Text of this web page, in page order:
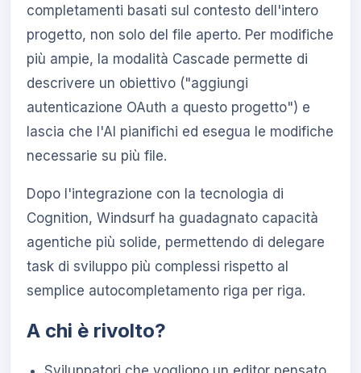
completamenti basati sul contesto dell'intero
progetto, non solo del file aperto. Per modifiche
più ampie, la modalità Cascade permette di
descrivere un obiettivo ("aggiungi
autenticazione OAuth a questo progetto") e
lascia che l'AI pianifichi ed esegua le modifiche
necessarie su più file.
Dopo l'integrazione con la tecnologia di
Cognition, Windsurf ha guadagnato capacità
agentiche più solide, permettendo di delegare
task di sviluppo più complessi rispetto al
semplice autocompletamento riga per riga.
A chi è rivolto?